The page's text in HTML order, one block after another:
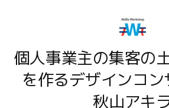
ン
個人事業主の集客の
を作るデザインコ
秋山アキ